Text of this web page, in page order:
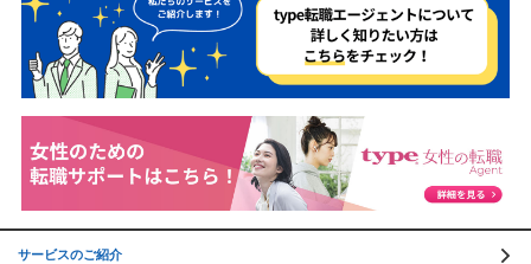
サービスのご紹介